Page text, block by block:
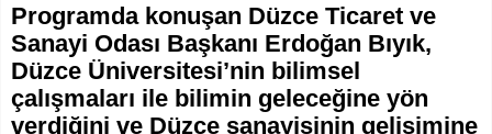
Programda konuşan Düzce Ticaret ve
Sanayi Odası Başkanı Erdoğan Bıyık,
Düzce Üniversitesi’nin bilimsel
çalışmaları ile bilimin geleceğine yön
verdiğini ve Düzce sanayisinin gelişimine